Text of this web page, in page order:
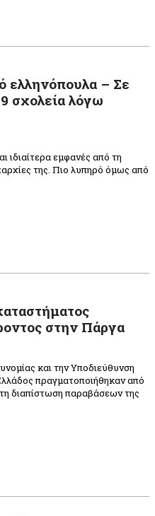
ελληνόπουλα – Σε
σχολεία λόγω
ιδιαίτερα εμφανές από τη
της. Πιο λυπηρό όμως από
στην Πάργα
και την Υποδιεύθυνση
πραγματοποιήθηκαν από
διαπίστωση παραβάσεων της